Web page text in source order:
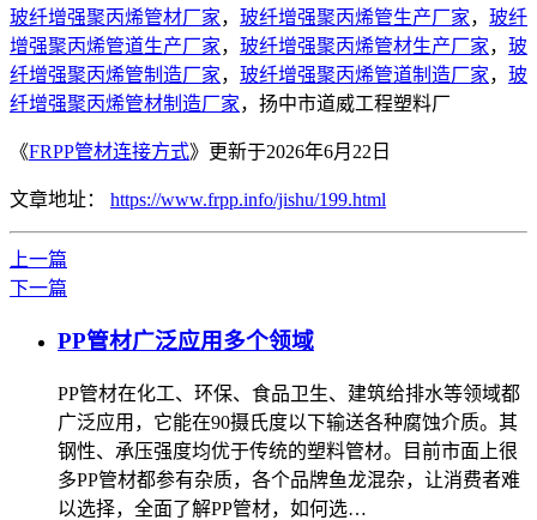
玻纤增强聚丙烯管材厂家， 玻纤增强聚丙烯管生产厂家， 玻纤
增强聚丙烯管道生产厂家， 玻纤增强聚丙烯管材生产厂家， 玻
纤增强聚丙烯管制造厂家， 玻纤增强聚丙烯管道制造厂家， 玻
纤增强聚丙烯管材制造厂家，扬中市道威工程塑料厂
《FRPP管材连接方式》更新于2026年6月22日
文章地址： https://www.frpp.info/jishu/199.html
上一篇
下一篇
PP管材广泛应用多个领域
PP管材在化工、环保、食品卫生、建筑给排水等领域都
广泛应用，它能在90摄氏度以下输送各种腐蚀介质。其
钢性、承压强度均优于传统的塑料管材。目前市面上很
多PP管材都参有杂质，各个品牌鱼龙混杂，让消费者难
以选择，全面了解PP管材，如何选…